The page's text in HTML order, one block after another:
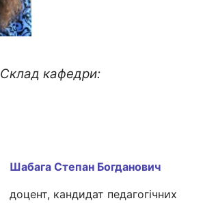
Склад кафедри:
Шабага Степан Богданович
доцент, кандидат педагогічних